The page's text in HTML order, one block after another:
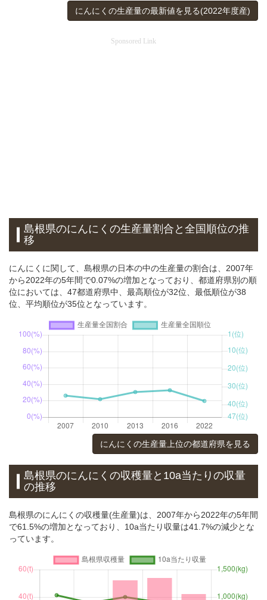
にんにくの生産量の最新値を見る(2022年度産)
Sponsored Link
島根県のにんにくの生産量割合と全国順位の推
移
にんにくに関して、島根県の日本の中の生産量の割合は、2007年
から2022年の5年間で0.07%の増加となっており、都道府県別の順
位においては、47都道府県中、最高順位が32位、最低順位が38
位、平均順位が35位となっています。
にんにくの生産量上位の都道府県を見る
島根県のにんにくの収穫量と10a当たりの収量
の推移
島根県のにんにくの収穫量(生産量)は、2007年から2022年の5年間
で61.5%の増加となっており、10a当たり収量は41.7%の減少とな
っています。